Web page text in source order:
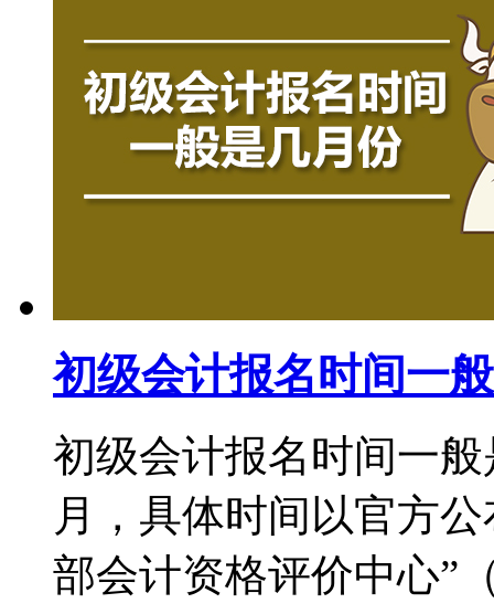
初级会计报名时间一
初级会计报名时间一
月，具体时间以官方
部会计资格评价中心”